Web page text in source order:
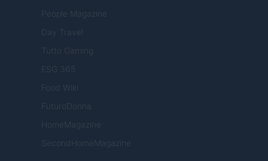
People Magazine
Day Travel
Tutto Gaming
ESG 365
Food Wiki
FuturoDonna
HomeMagazine
SecondHomeMagazine